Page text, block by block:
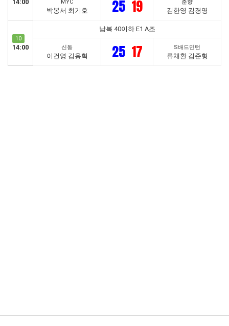
14:00 MYC
박봉서 최기호 25 19 춘향
김한영 김경영
10
14:00
남복 40이하 E1 A조
신동
이건영 김용혁 25 17 S배드민턴
류채환 김준형